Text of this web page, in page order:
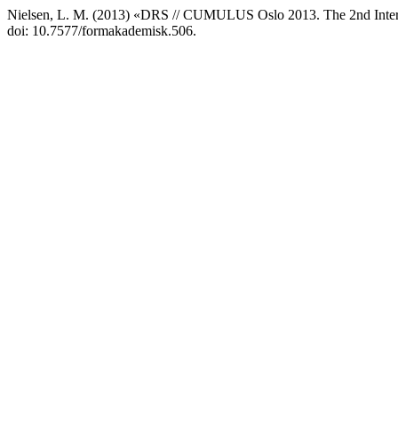
Nielsen, L. M. (2013) «DRS // CUMULUS Oslo 2013. The 2nd
doi: 10.7577/formakademisk.506.